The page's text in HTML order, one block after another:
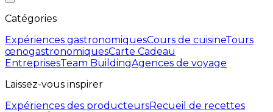
Catégories
Expériences gastronomiquesCours de cuisineTours
œnogastronomiquesCarte Cadeau
EntreprisesTeam BuildingAgences de voyage
Laissez-vous inspirer
Expériences des producteursRecueil de recettes